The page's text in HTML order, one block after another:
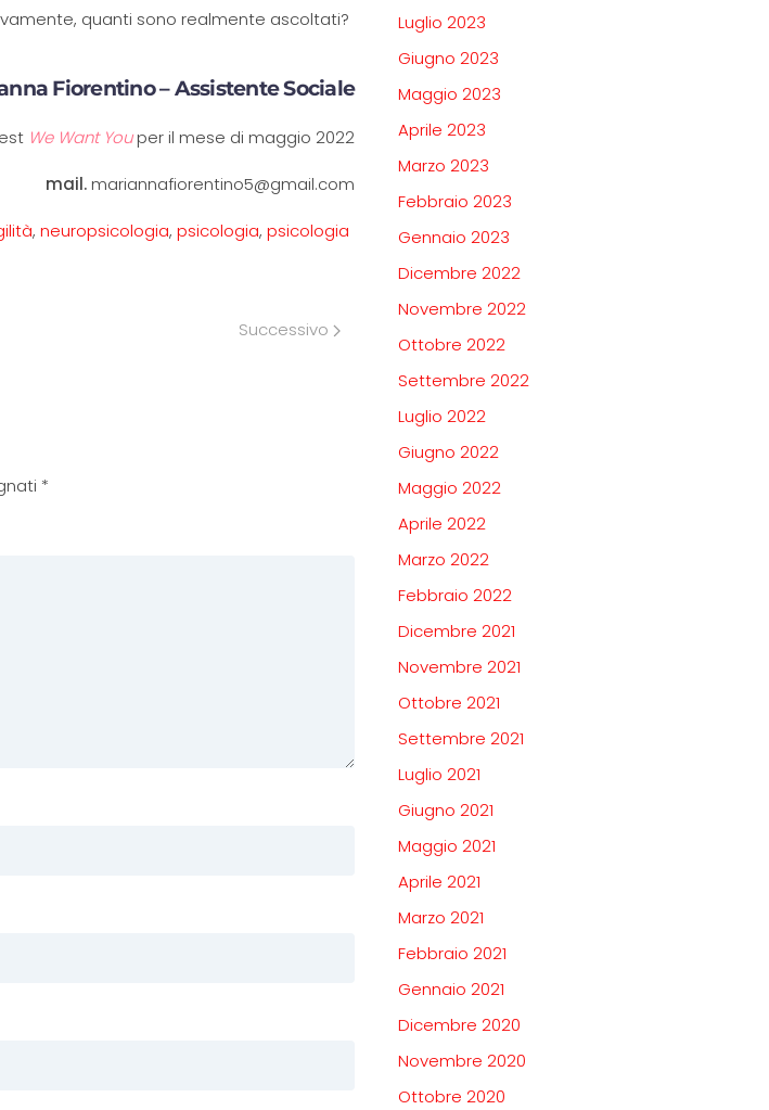
quanti sono realmente ascoltati?
Fiorentino – Assistente Sociale
We Want Youper il mese di maggio 2022
mail.mariannafiorentino5@gmail.com
, neuropsicologia, psicologia, psicologia
Successivo
*
Luglio 2023
Giugno 2023
Maggio 2023
Aprile 2023
Marzo 2023
Febbraio 2023
Gennaio 2023
Dicembre 2022
Novembre 2022
Ottobre 2022
Settembre 2022
Luglio 2022
Giugno 2022
Maggio 2022
Aprile 2022
Marzo 2022
Febbraio 2022
Dicembre 2021
Novembre 2021
Ottobre 2021
Settembre 2021
Luglio 2021
Giugno 2021
Maggio 2021
Aprile 2021
Marzo 2021
Febbraio 2021
Gennaio 2021
Dicembre 2020
Novembre 2020
Ottobre 2020